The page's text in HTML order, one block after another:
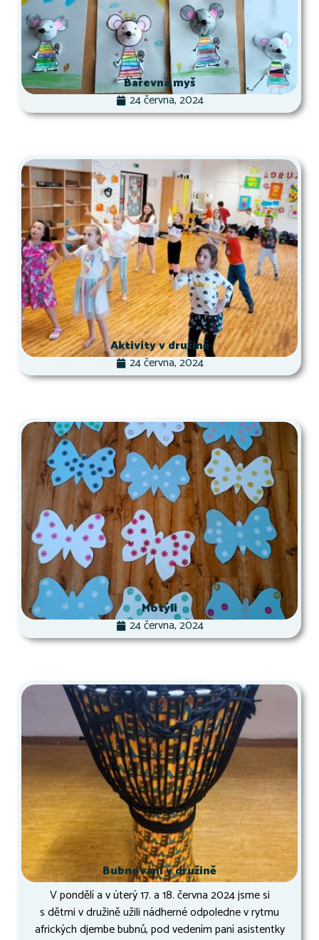
Barevná myš
24 června, 2024
Aktivity v družině
24 června, 2024
Motýli
24 června, 2024
Bubnování v družině
V pondělí a v úterý 17. a 18. června 2024 jsme si
s dětmi v družině užili nádherné odpoledne v rytmu
afrických djembe bubnů, pod vedením paní asistentky